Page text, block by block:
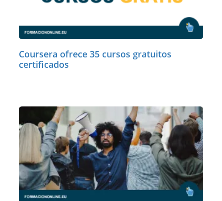
Coursera ofrece 35 cursos gratuitos
certificados